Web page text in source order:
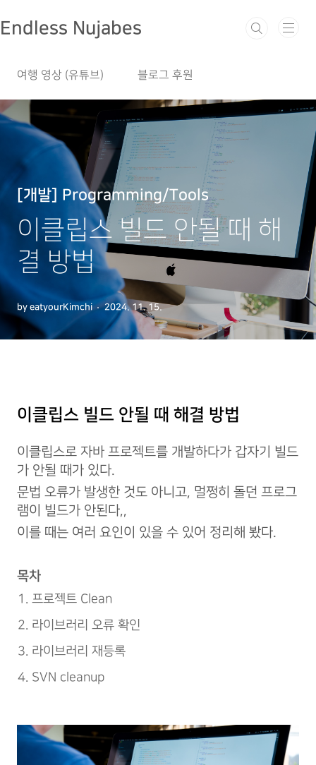
Endless Nujabes
여행 영상 (유튜브) 블로그 후원
[개발] Programming/Tools
이클립스 빌드 안될 때 해
결 방법
by eatyourKimchi 2024. 11. 15.
이클립스 빌드 안될 때 해결 방법
이클립스로 자바 프로젝트를 개발하다가 갑자기 빌드
가 안될 때가 있다.
문법 오류가 발생한 것도 아니고, 멀쩡히 돌던 프로그
램이 빌드가 안된다,,
이를 때는 여러 요인이 있을 수 있어 정리해 봤다.
목차
프로젝트 Clean
라이브러리 오류 확인
라이브러리 재등록
SVN cleanup